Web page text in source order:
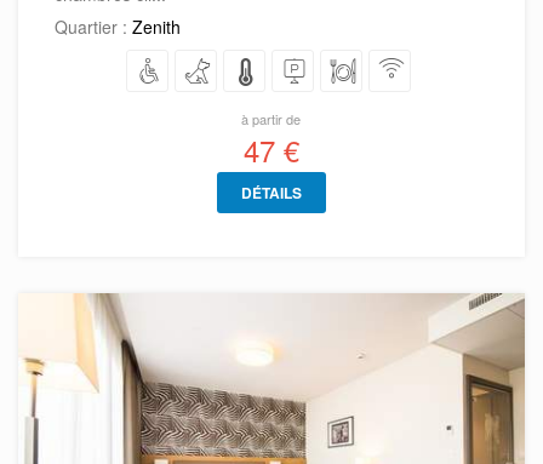
Quartier : Zenith
à partir de
47 €
DÉTAILS